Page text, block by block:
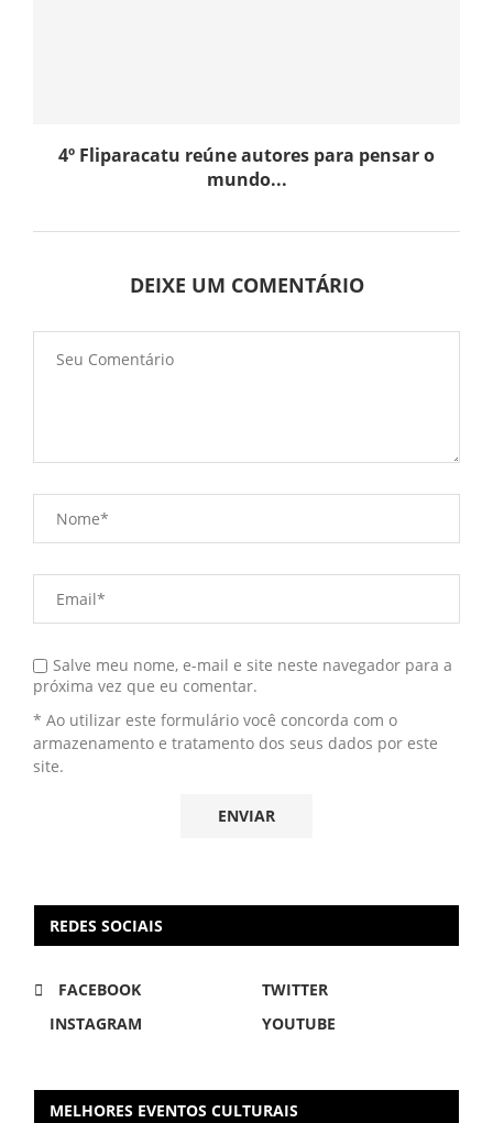
4º Fliparacatu reúne autores para pensar o
mundo...
DEIXE UM COMENTÁRIO
Salve meu nome, e-mail e site neste navegador para a
próxima vez que eu comentar.
* Ao utilizar este formulário você concorda com o
armazenamento e tratamento dos seus dados por este
site.
REDES SOCIAIS
FACEBOOK
TWITTER
INSTAGRAM
YOUTUBE
MELHORES EVENTOS CULTURAIS